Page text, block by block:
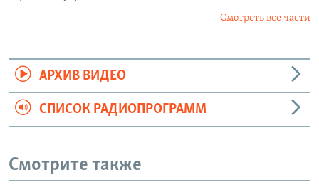
Смотреть все части
АРХИВ ВИДЕО
СПИСОК РАДИОПРОГРАММ
Смотрите также